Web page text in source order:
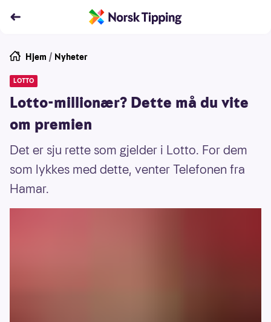
Hjem / Nyheter
LOTTO
Lotto-millionær? Dette må du vite
om premien
Det er sju rette som gjelder i Lotto. For dem
som lykkes med dette, venter Telefonen fra
Hamar.